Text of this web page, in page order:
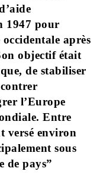
1947 pour
après
objectif était
de stabiliser
l’Europe
Entre
versé environ
sous
de pays”